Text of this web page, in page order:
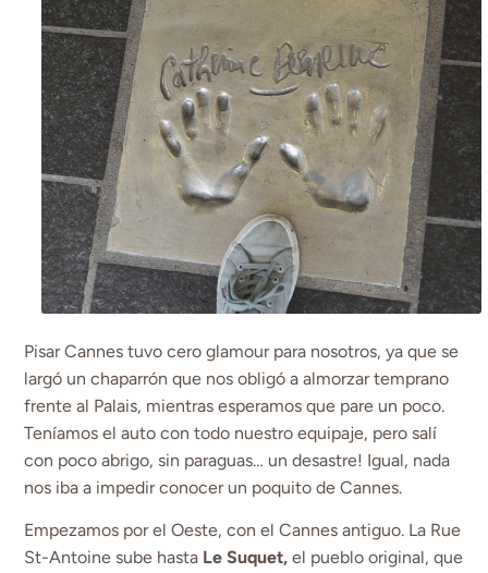
Pisar Cannes tuvo cero glamour para nosotros, ya que se
largó un chaparrón que nos obligó a almorzar temprano
frente al Palais, mientras esperamos que pare un poco.
Teníamos el auto con todo nuestro equipaje, pero salí
con poco abrigo, sin paraguas… un desastre! Igual, nada
nos iba a impedir conocer un poquito de Cannes.
Empezamos por el Oeste, con el Cannes antiguo. La Rue
St-Antoine sube hasta Le Suquet, el pueblo original, que